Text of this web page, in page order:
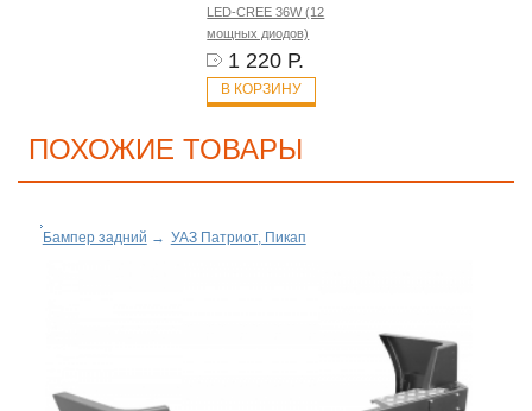
LED-CREE 36W (12
мощных диодов)
1 220 Р.
В КОРЗИНУ
ПОХОЖИЕ ТОВАРЫ
Бампер задний → УАЗ Патриот, Пикап